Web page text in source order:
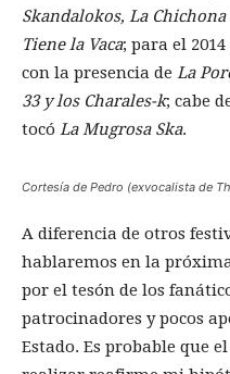
Skandalokos, La
Tiene la Vaca; para el
con la presencia de La
33 y los Charales-k; cabe
tocó La Mugrosa Ska.
Cortesía de Pedro (exvocalista de
A diferencia de otros
hablaremos en la
por el tesón de los
patrocinadores y pocos
Estado. Es probable que